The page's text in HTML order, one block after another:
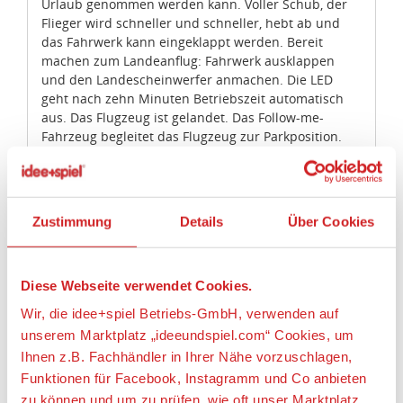
Zustimmung Details Über Cookies
Diese Webseite verwendet Cookies.
Wir, die idee+spiel Betriebs-GmbH, verwenden auf
unserem Marktplatz „ideeundspiel.com“ Cookies, um
Ihnen z.B. Fachhändler in Ihrer Nähe vorzuschlagen,
Funktionen für Facebook, Instagramm und Co anbieten
besucht wird und welche Produkte für Sie als Kunden am
interessantesten ist. Wir geben diese Informationen vor
Produktpalette nach Ihren Wünschen optimieren können.
Wir verwenden den Google Tag Manager um weitere
Dienste einzubinden.
Alles erlauben
Anpassen
Flieger wird schneller und schneller, hebt ab und
das Fahrwerk kann eingeklappt werden. Bereit
machen zum Landeanflug: Fahrwerk ausklappen
und den Landescheinwerfer anmachen. Die LED
geht nach zehn Minuten Betriebszeit automatisch
aus. Das Flugzeug ist gelandet. Das Follow-me-
Fahrzeug begleitet das Flugzeug zur Parkposition.
Der Flugzeugschlepper mit der Schleppstange
stehen schon für den nächsten Abflug bereit. Die
ideale Erweiterung zum Verkehrsflugzeug ist das
Artikeleigenschaften:
Geeignetes Alter
Ab 3 Jahre
Angaben zur Produktsicherheit:
Hersteller: